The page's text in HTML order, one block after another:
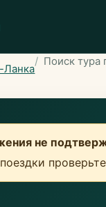
Поиск тура
не